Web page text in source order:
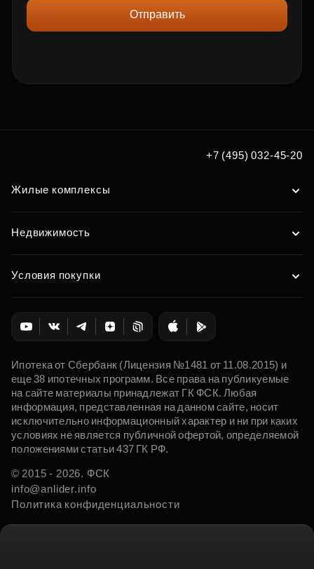
Отправить
+7 (495) 032-45-20
Жилые комплексы
Недвижимость
Условия покупки
Ипотека от Сбербанк (Лицензия №1481 от 11.08.2015) и
еще 38 ипотечных программ. Все права на публикуемые
на сайте материалы принадлежат ГК ФСК. Любая
информация, представленная на данном сайте, носит
исключительно информационный характер и ни при каких
условиях не является публичной офертой, определяемой
положениями статьи 437 ГК РФ.
© 2015 - 2026. ФСК
info@anlider.info
Политика конфиденциальности